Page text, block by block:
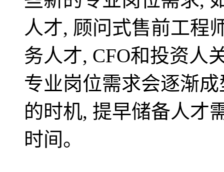
人才, 顾问式售前工程
务人才, CFO和投资人
专业岗位需求会逐渐
的时机, 提早储备人才
时间。